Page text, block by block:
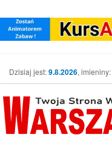
Dzisiaj jest:9.8.2026, imieniny: